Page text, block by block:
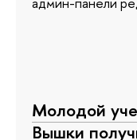
Молодой
Вышки